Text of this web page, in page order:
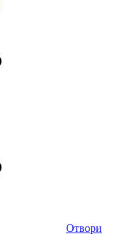
Отвори